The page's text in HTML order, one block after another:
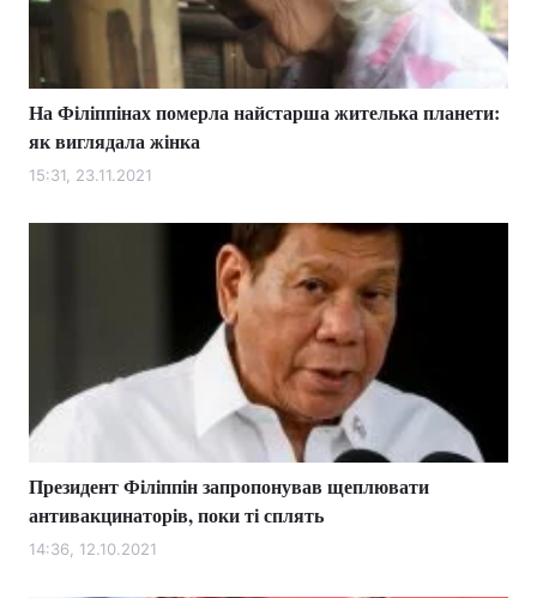
На Філіппінах померла найстарша жителька планети:
як виглядала жінка
15:31, 23.11.2021
Президент Філіппін запропонував щеплювати
антивакцинаторів, поки ті сплять
14:36, 12.10.2021